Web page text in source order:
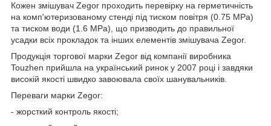
Кожен змішувач Zegor проходить перевірку на герметичність
на комп'ютеризованому стенді під тиском повітря (0.75 MPa)
та тиском води (1.6 MPa), що призводить до правильної
усадки всіх прокладок та інших елементів змішувача Zegor.
Продукція торгової марки Zegor від компанії виробника
Touzhen прийшла на український ринок у 2007 році і завдяки
високій якості швидко завоювала своїх шанувальників.
Переваги марки Zegor:
- жорсткий контроль якості;